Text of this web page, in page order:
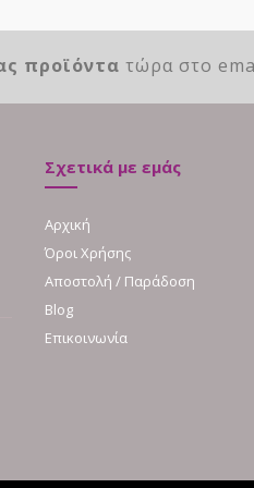
προϊόντα τώρα στο
Σχετικά με εμάς
Αρχική
Όροι Χρήσης
Αποστολή / Παράδοση
Blog
Επικοινωνία